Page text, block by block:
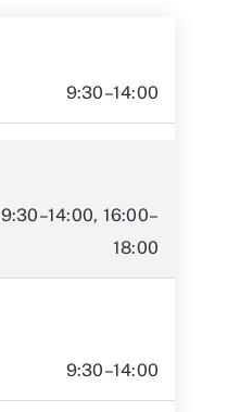
9:30–14:00
9:30–14:00, 16:00–
18:00
9:30–14:00